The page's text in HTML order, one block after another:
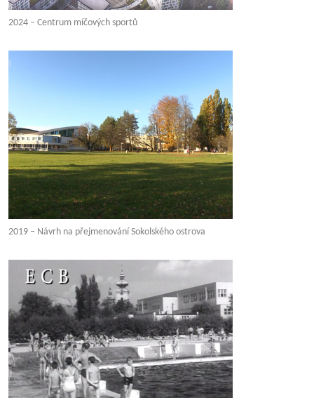
2024 – Centrum míčových sportů
2019 – Návrh na přejmenování Sokolského ostrova